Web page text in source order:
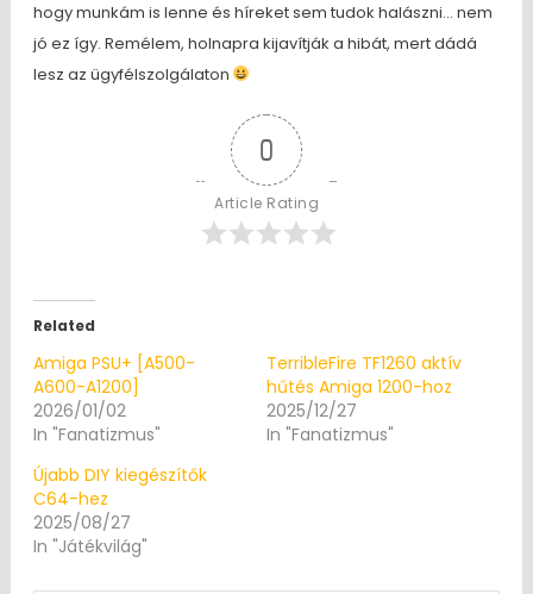
hogy munkám is lenne és híreket sem tudok halászni… nem
jó ez így. Remélem, holnapra kijavítják a hibát, mert dádá
lesz az ügyfélszolgálaton
0
Article Rating
Related
Amiga PSU+ [A500-
A600-A1200]
2026/01/02
In "Fanatizmus"
TerribleFire TF1260 aktív
hűtés Amiga 1200-hoz
2025/12/27
In "Fanatizmus"
Újabb DIY kiegészítők
C64-hez
2025/08/27
In "Játékvilág"